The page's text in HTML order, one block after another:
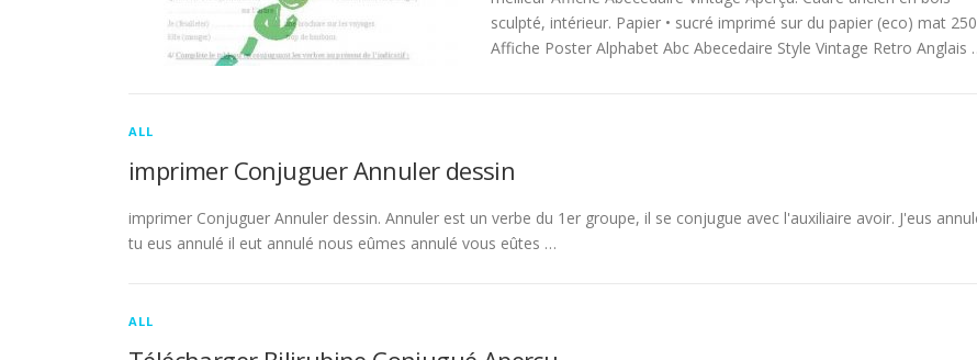
sculpté, intérieur. Papier • sucré imprimé sur du papier (eco) mat
Affiche Poster Alphabet Abc Abecedaire Style Vintage Retro Anglais
ALL
imprimer Conjuguer Annuler dessin
imprimer Conjuguer Annuler dessin. Annuler est un verbe du 1er groupe, il se conjugue avec l'auxiliaire avoir. J'eus
tu eus annulé il eut annulé nous eûmes annulé vous eûtes …
ALL